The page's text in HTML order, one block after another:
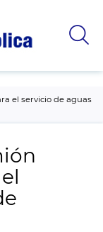
el servicio de aguas